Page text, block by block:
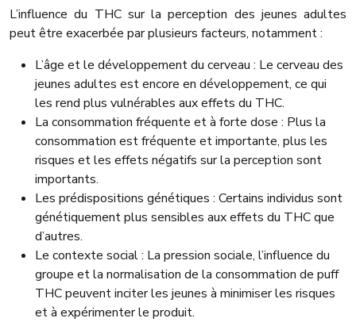
L’influence du THC sur la perception des jeunes adultes
peut être exacerbée par plusieurs facteurs, notamment :
L’âge et le développement du cerveau : Le cerveau des
jeunes adultes est encore en développement, ce qui
les rend plus vulnérables aux effets du THC.
La consommation fréquente et à forte dose : Plus la
consommation est fréquente et importante, plus les
risques et les effets négatifs sur la perception sont
importants.
Les prédispositions génétiques : Certains individus sont
génétiquement plus sensibles aux effets du THC que
d’autres.
Le contexte social : La pression sociale, l’influence du
groupe et la normalisation de la consommation de puff
THC peuvent inciter les jeunes à minimiser les risques
et à expérimenter le produit.